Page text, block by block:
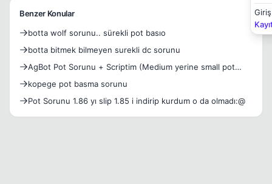
Giriş
Benzer Konular
botta wolf sorunu.. sürekli pot basıo
botta bitmek bilmeyen surekli dc sorunu
AgBot Pot Sorunu + Scriptim (Medium yerine small pot
alıyor)
kopege pot basma sorunu
Pot Sorunu 1.86 yı slip 1.85 i indirip kurdum o da olmadı:@